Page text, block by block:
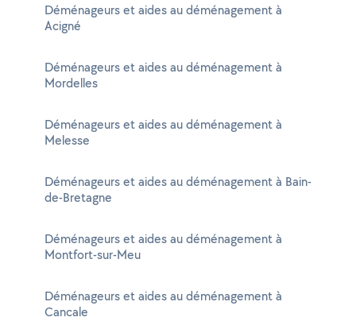
Déménageurs et aides au déménagement à
Acigné
Déménageurs et aides au déménagement à
Mordelles
Déménageurs et aides au déménagement à
Melesse
Déménageurs et aides au déménagement à Bain-
de-Bretagne
Déménageurs et aides au déménagement à
Montfort-sur-Meu
Déménageurs et aides au déménagement à
Cancale